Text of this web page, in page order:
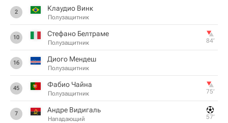
2 Клаудио Винк
Полузащитник
10 Стефано Белтраме
Полузащитник 84‎’‎
16 Диого Мендеш
Полузащитник
45 Фабио Чайна
Полузащитник 75‎’‎
7 Андре Видигаль
Нападающий 57‎’‎